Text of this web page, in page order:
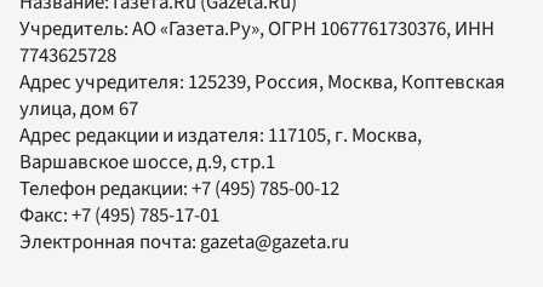
Учредитель:АО «Газета.Ру», ОГРН 1067761730376, ИНН
7743625728
Адрес учредителя: 125239, Россия, Москва, Коптевская
улица, дом 67
Адрес редакции и издателя: 117105, г. Москва,
Варшавское шоссе, д.9, стр.1
Телефон редакции:+7 (495) 785-00-12
Факс:+7 (495) 785-17-01
Электронная почта: gazeta@gazeta.ru